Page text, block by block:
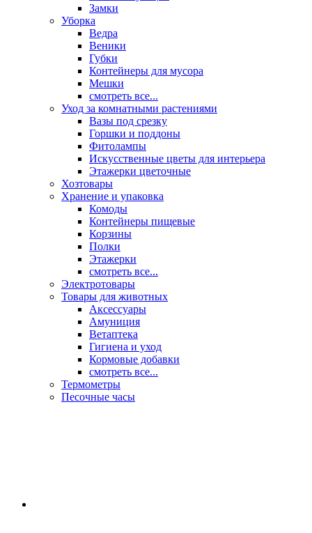
Замки
Уборка
Ведра
Веники
Губки
Контейнеры для мусора
Мешки
смотреть все...
Уход за комнатными растениями
Вазы под срезку
Горшки и поддоны
Фитолампы
Искусственные цветы для интерьера
Этажерки цветочные
Хозтовары
Хранение и упаковка
Комоды
Контейнеры пищевые
Корзины
Полки
Этажерки
смотреть все...
Электротовары
Товары для животных
Аксессуары
Амуниция
Ветаптека
Гигиена и уход
Кормовые добавки
смотреть все...
Термометры
Песочные часы